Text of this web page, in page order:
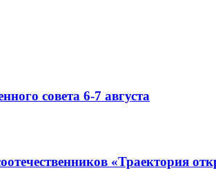
совета 6-7 августа
«Траектория